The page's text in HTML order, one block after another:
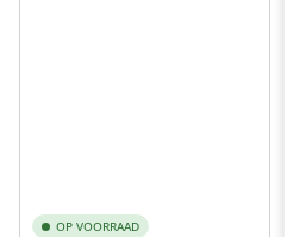
OP VOORRAAD